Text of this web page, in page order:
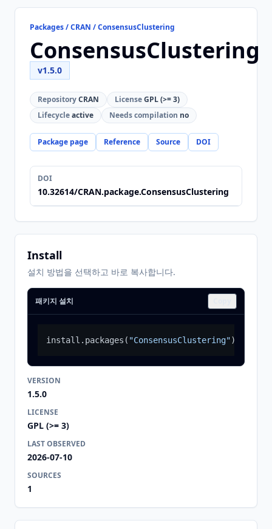
Packages / CRAN / ConsensusClustering
ConsensusClustering
v1.5.0
RepositoryCRAN LicenseGPL (>= 3)
Lifecycleactive Needs compilation no
Package page Reference Source DOI
DOI
10.32614/CRAN.package.ConsensusClustering
Install
설치 방법을 선택하고 바로 복사합니다.
패키지 설치
install.packages ( "ConsensusClustering")
VERSION
1.5.0
LICENSE
GPL (>= 3)
LAST OBSERVED
2026-07-10
SOURCES
1